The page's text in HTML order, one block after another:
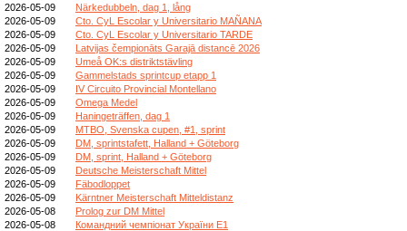
2026-05-09
Närkedubbeln, dag 1, lång
2026-05-09
Cto. CyL Escolar y Universitario MAÑANA
2026-05-09
Cto. CyL Escolar y Universitario TARDE
2026-05-09
Latvijas čempionāts Garajā distancē 2026
2026-05-09
Umeå OK:s distriktstävling
2026-05-09
Gammelstads sprintcup etapp 1
2026-05-09
IV Circuito Provincial Montellano
2026-05-09
Omega Medel
2026-05-09
Haningeträffen, dag 1
2026-05-09
MTBO, Svenska cupen, #1, sprint
2026-05-09
DM, sprintstafett, Halland + Göteborg
2026-05-09
DM, sprint, Halland + Göteborg
2026-05-09
Deutsche Meisterschaft Mittel
2026-05-09
Fäbodloppet
2026-05-09
Kärntner Meisterschaft Mitteldistanz
2026-05-08
Prolog zur DM Mittel
2026-05-08
Командний чемпіонат України E1